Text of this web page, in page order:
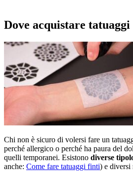
Dove acquistare
Chi non è sicuro di volersi fare un
perché allergico o perché ha paura del
quelli temporanei. Esistono diverse
anche: Come fare tatuaggi finti) e diversi